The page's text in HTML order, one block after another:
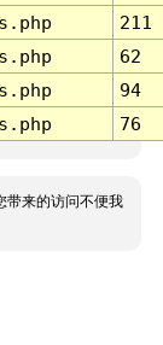
211
62
94
76
带来的访问不便我